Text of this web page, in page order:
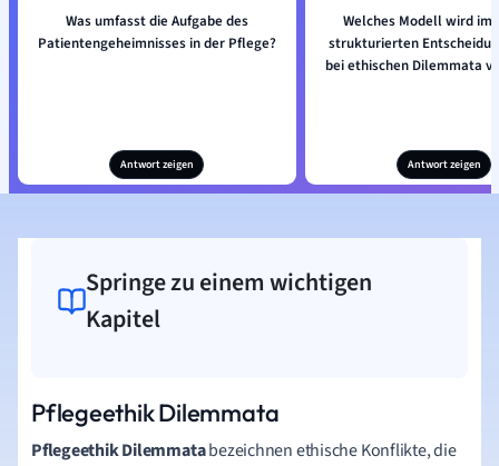
Was umfasst die Aufgabe des
Patientengeheimnisses in der Pflege?
Antwort zeigen
Welches Modell wird im
strukturierten
bei ethischen Dilemmata
Antwort zeigen
Springe zu einem wichtigen
Kapitel
Pflegeethik Dilemmata
Pflegeethik Dilemmatabezeichnen ethische Konflikte, die